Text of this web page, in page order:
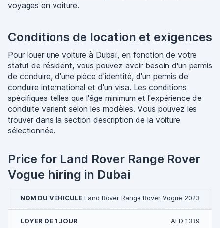
voyages en voiture.
Conditions de location et exigences
Pour louer une voiture à Dubaï, en fonction de votre
statut de résident, vous pouvez avoir besoin d'un permis
de conduire, d'une pièce d'identité, d'un permis de
conduire international et d'un visa. Les conditions
spécifiques telles que l'âge minimum et l'expérience de
conduite varient selon les modèles. Vous pouvez les
trouver dans la section description de la voiture
sélectionnée.
Price for Land Rover Range Rover
Vogue hiring in Dubai
Land Rover Range Rover Vogue 2023
AED 1339